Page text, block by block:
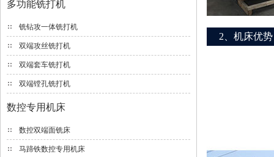
多功能铣打机
铣钻攻一体铣打机
双端攻丝铣打机
双端套车铣打机
双端镗孔铣打机
数控专用机床
数控双端面铣床
马蹄铁数控专用机床
2、机床优